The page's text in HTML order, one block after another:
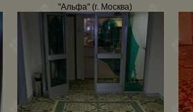
"Альфа" (г. Москва)